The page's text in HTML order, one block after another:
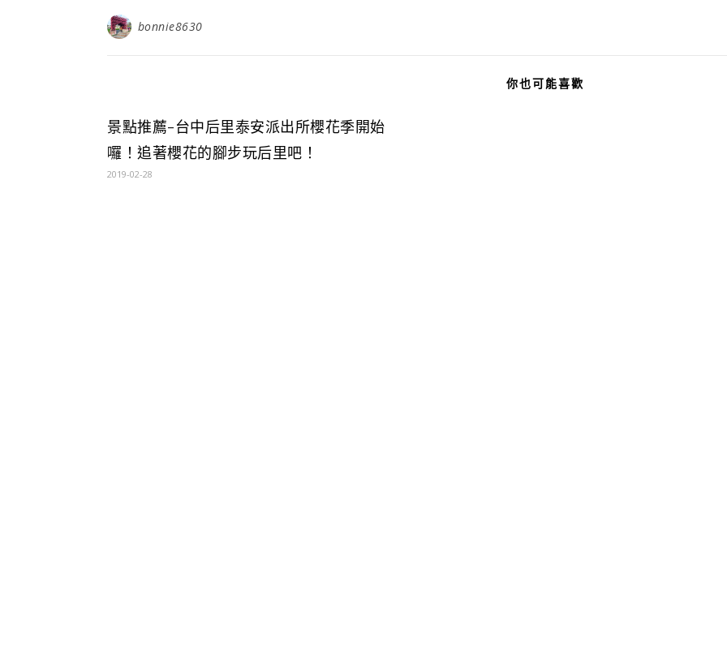
bonnie8630
你也可能喜歡
景點推薦-台中后里泰安派出所櫻花季開始
囉！追著櫻花的腳步玩后里吧！
2019-02-28